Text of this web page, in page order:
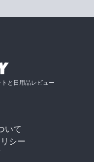
と日用品レビュー
いて
シー